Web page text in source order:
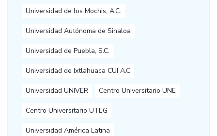
Universidad de los Mochis, A.C.
Universidad Autónoma de Sinaloa
Universidad de Puebla, S.C.
Universidad de Ixtlahuaca CUI A.C
Universidad UNIVER Centro Universitario UNE
Centro Universitario UTEG
Universidad América Latina